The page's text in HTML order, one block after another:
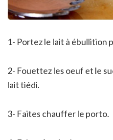
1- Portez le lait à ébullition
2- Fouettez les oeuf et le
lait tiédi.
3- Faites chauffer le porto.